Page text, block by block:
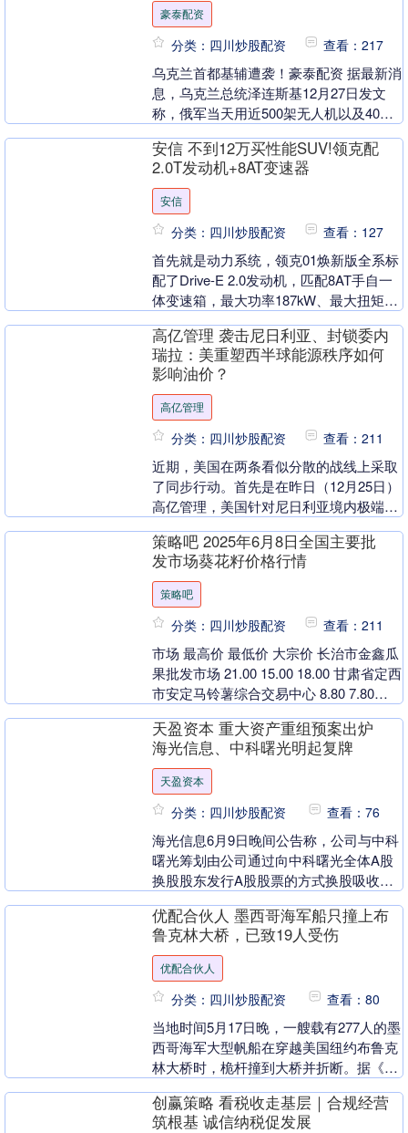
豪泰配资
分类：四川炒股配资 查看：217
乌克兰首都基辅遭袭！豪泰配资 据最新消
息，乌克兰总统泽连斯基12月27日发文
称，俄军当天用近500架无人机以及40枚
是基辅市....
安信 不到12万买性能SUV!领克配
2.0T发动机+8AT变速器
安信
分类：四川炒股配资 查看：127
首先就是动力系统，领克01焕新版全系标
配了Drive-E 2.0发动机，匹配8AT手自一
体变速箱，最大功率187kW、最大扭矩
高亿管理 袭击尼日利亚、封锁委内
瑞拉：美重塑西半球能源秩序如何
影响油价？
高亿管理
分类：四川炒股配资 查看：211
近期，美国在两条看似分散的战线上采取
了同步行动。首先是在昨日（12月25日）
高亿管理，美国针对尼日利亚境内极端组
美国显著....
策略吧 2025年6月8日全国主要批
发市场葵花籽价格行情
策略吧
分类：四川炒股配资 查看：211
市场 最高价 最低价 大宗价 长治市金鑫瓜
果批发市场 21.00 15.00 18.00 甘肃省定西
市安定马铃薯综合交易中心 8.80 7.80
天盈资本 重大资产重组预案出炉
海光信息、中科曙光明起复牌
天盈资本
分类：四川炒股配资 查看：76
海光信息6月9日晚间公告称，公司与中科
曙光筹划由公司通过向中科曙光全体A股
换股股东发行A股股票的方式换股吸收合
金。公司A股股票....
优配合伙人 墨西哥海军船只撞上布
鲁克林大桥，已致19人受伤
优配合伙人
分类：四川炒股配资 查看：80
当地时间5月17日晚，一艘载有277人的墨
西哥海军大型帆船在穿越美国纽约布鲁克
林大桥时，桅杆撞到大桥并折断。据《纽
伤优配合....
创赢策略 看税收走基层｜合规经营
筑根基 诚信纳税促发展